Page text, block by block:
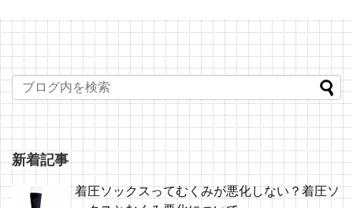
新着記事
着圧ソックスってむくみが悪化しない？着圧ソ